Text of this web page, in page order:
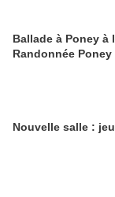
Ballade à Poney à
Randonnée Poney
Nouvelle salle :